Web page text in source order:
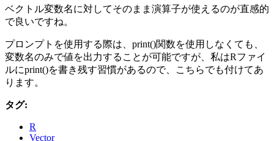
ベクトル変数名に対してそのまま演算子が使えるのが直感的
で良いですね。
プロンプトを使用する際は、print()関数を使用しなくても、
変数名のみで値を出力することが可能ですが、私はRファイ
ルにprint()を書き残す習慣があるので、こちらでも付けてあ
ります。
タグ:
R
Vector